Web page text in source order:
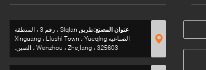
عنوان المصنع:
طريق Siqian ، رقم 3 ، المنطقة
الصناعية Xinguang ، Liushi Town ، Yueqing
Wenzhou ، Zhejiang ، 325603 ، الصين.